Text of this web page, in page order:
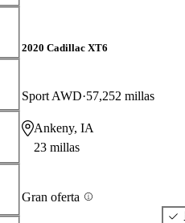
2020 Cadillac XT6
Sport AWD 57,252 millas
Ankeny, IA
23 millas
Gran oferta